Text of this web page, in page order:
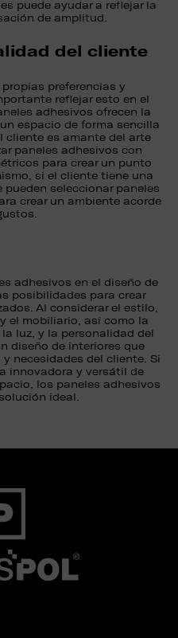
puede ayudar a reflejar la
de amplitud.
del cliente
preferencias y
reflejar esto en el
adhesivos ofrecen la
espacio de forma sencilla
cliente es amante del arte
paneles adhesivos con
para crear un punto
si el cliente tiene una
seleccionar paneles
crear un ambiente acorde
adhesivos en el diseño de
posibilidades para crear
Al considerar el estilo,
el mobiliario, así como la
luz, y la personalidad del
diseño de interiores que
necesidades del cliente. Si
innovadora y versátil de
los paneles adhesivos
ideal.